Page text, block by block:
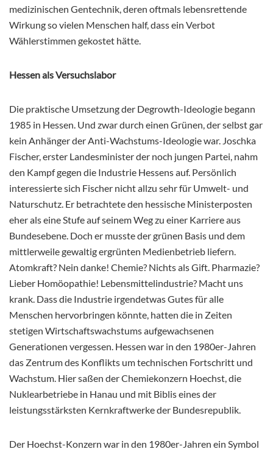
medizinischen Gentechnik, deren oftmals lebensrettende
Wirkung so vielen Menschen half, dass ein Verbot
Wählerstimmen gekostet hätte.
Hessen als Versuchslabor
Die praktische Umsetzung der Degrowth-Ideologie begann
1985 in Hessen. Und zwar durch einen Grünen, der selbst gar
kein Anhänger der Anti-Wachstums-Ideologie war. Joschka
Fischer, erster Landesminister der noch jungen Partei, nahm
den Kampf gegen die Industrie Hessens auf. Persönlich
interessierte sich Fischer nicht allzu sehr für Umwelt- und
Naturschutz. Er betrachtete den hessische Ministerposten
eher als eine Stufe auf seinem Weg zu einer Karriere aus
Bundesebene. Doch er musste der grünen Basis und dem
mittlerweile gewaltig ergrünten Medienbetrieb liefern.
Atomkraft? Nein danke! Chemie? Nichts als Gift. Pharmazie?
Lieber Homöopathie! Lebensmittelindustrie? Macht uns
krank. Dass die Industrie irgendetwas Gutes für alle
Menschen hervorbringen könnte, hatten die in Zeiten
stetigen Wirtschaftswachstums aufgewachsenen
Generationen vergessen. Hessen war in den 1980er-Jahren
das Zentrum des Konflikts um technischen Fortschritt und
Wachstum. Hier saßen der Chemiekonzern Hoechst, die
Nuklearbetriebe in Hanau und mit Biblis eines der
leistungsstärksten Kernkraftwerke der Bundesrepublik.
Der Hoechst-Konzern war in den 1980er-Jahren ein Symbol